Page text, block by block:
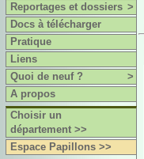
Reportages et dossiers >
Docs à télécharger
Pratique
Liens
Quoi de neuf ?
>
A propos
Choisir un
département >>
Espace Papillons >>